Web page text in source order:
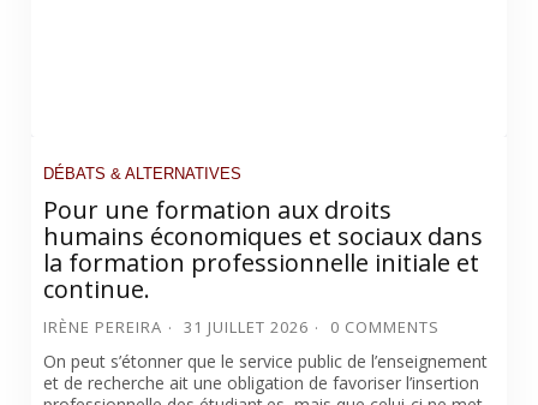
DÉBATS & ALTERNATIVES
Pour une formation aux droits
humains économiques et sociaux dans
la formation professionnelle initiale et
continue.
IRÈNE PEREIRA 31 JUILLET 2026 0 COMMENTS
On peut s’étonner que le service public de l’enseignement
et de recherche ait une obligation de favoriser l’insertion